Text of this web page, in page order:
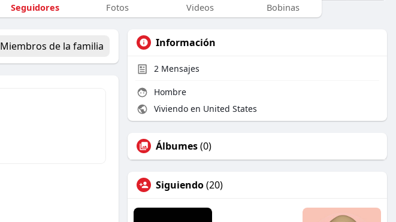
Seguidores Fotos Videos Bobinas
Miembros de la familia Información
2 Mensajes
Hombre
Viviendo en United States
Álbumes(0)
Siguiendo(20)